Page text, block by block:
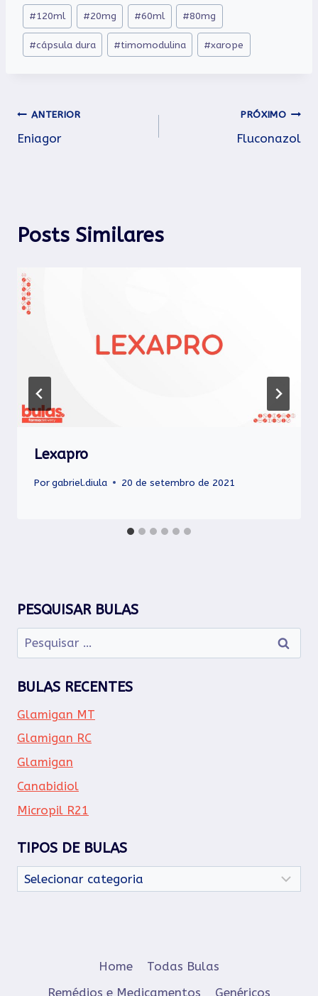
Tags
do
Post:
#120ml #20mg #60ml #80mg
#cápsula dura #timomodulina #xarope
Navegação
de
ANTERIOR
Eniagor
PRÓXIMO
Fluconazol
Posts Similares
Lexapro
Porgabriel.diula 20 de setembro de 2021
PESQUISAR BULAS
Pesquisar
por:
BULAS RECENTES
Glamigan MT
Glamigan RC
Glamigan
Canabidiol
Micropil R21
TIPOS DE BULAS
Tipos
de
Home
Todas Bulas
Remédios e Medicamentos
Genéricos